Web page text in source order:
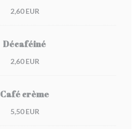
2,60 EUR
Décaféiné
2,60 EUR
Café crème
5,50 EUR